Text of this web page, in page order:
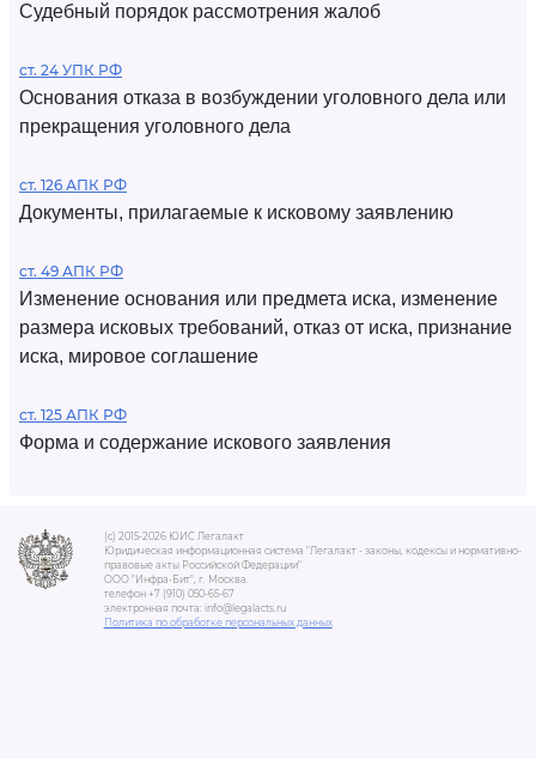
Судебный порядок рассмотрения жалоб
ст. 24 УПК РФ
Основания отказа в возбуждении уголовного дела или
прекращения уголовного дела
ст. 126 АПК РФ
Документы, прилагаемые к исковому заявлению
ст. 49 АПК РФ
Изменение основания или предмета иска, изменение
размера исковых требований, отказ от иска, признание
иска, мировое соглашение
ст. 125 АПК РФ
Форма и содержание искового заявления
(c) 2015-2026 ЮИС Легалакт
Юридическая информационная система "Легалакт - законы, кодексы и нормативно-
правовые акты Российской Федерации"
ООО "Инфра-Бит", г. Москва.
телефон +7 (910) 050-65-67
электронная почта: info@legalacts.ru
Политика по обработке персональных данных